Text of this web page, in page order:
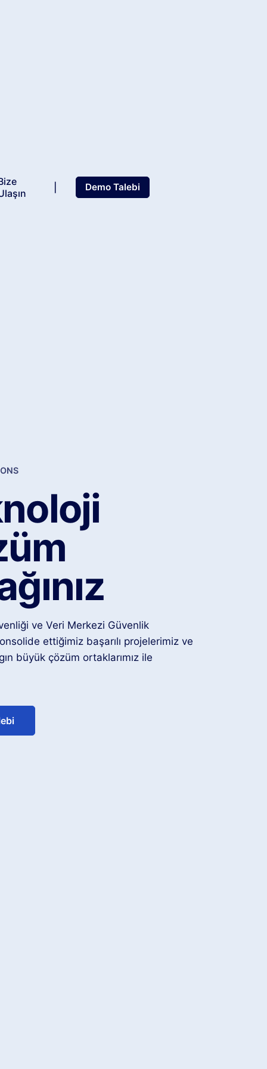
Demo Talebi
ve Veri Merkezi Güvenlik
ettiğimiz başarılı projelerimiz ve
büyük çözüm ortaklarımız ile